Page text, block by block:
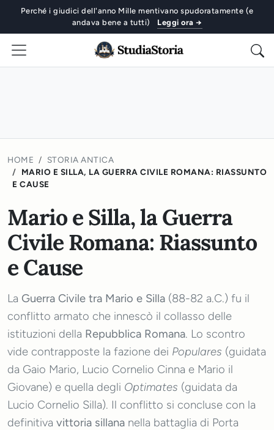
Perché i giudici dell'anno Mille mentivano spudoratamente (e
andava bene a tutti)
Leggi ora →
HOME
STORIA ANTICA
MARIO E SILLA, LA GUERRA CIVILE ROMANA: RIASSUNTO
E CAUSE
Mario e Silla, la Guerra
Civile Romana: Riassunto
e Cause
La Guerra Civile tra Mario e Silla (88-82 a.C.) fu il
conflitto armato che innescò il collasso delle
istituzioni della Repubblica Romana. Lo scontro
vide contrapposte la fazione dei Populares (guidata
da Gaio Mario, Lucio Cornelio Cinna e Mario il
Giovane) e quella degli Optimates (guidata da
Lucio Cornelio Silla). Il conflitto si concluse con la
definitiva vittoria sillana nella battaglia di Porta